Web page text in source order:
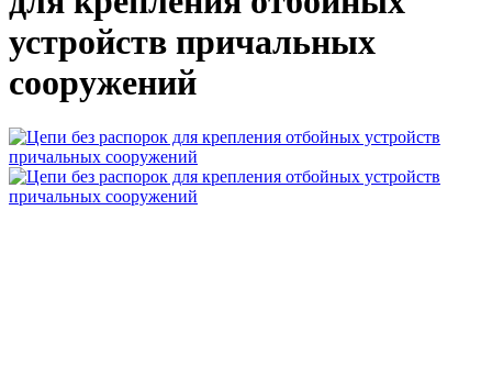
устройств причальных
сооружений